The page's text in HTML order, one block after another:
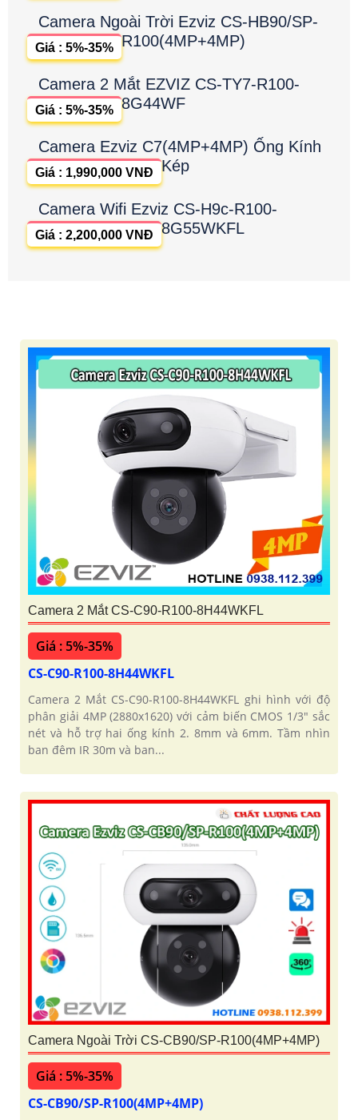
Camera Ngoài Trời Ezviz CS-HB90/SP-
R100(4MP+4MP)
Giá : 5%-35%
Camera 2 Mắt EZVIZ CS-TY7-R100-
8G44WF
Giá : 5%-35%
Camera Ezviz C7(4MP+4MP) Ống Kính
Kép
Giá : 1,990,000 VNĐ
Camera Wifi Ezviz CS-H9c-R100-
8G55WKFL
Giá : 2,200,000 VNĐ
Camera 2 Mắt CS-C90-R100-8H44WKFL
Giá : 5%-35%
CS-C90-R100-8H44WKFL
Camera 2 Mắt CS-C90-R100-8H44WKFL ghi hình với độ
phân giải 4MP (2880x1620) với cảm biến CMOS 1/3" sắc
nét và hỗ trợ hai ống kính 2. 8mm và 6mm. Tầm nhìn
ban đêm IR 30m và ban...
Camera Ngoài Trời CS-CB90/SP-R100(4MP+4MP)
Giá : 5%-35%
CS-CB90/SP-R100(4MP+4MP)